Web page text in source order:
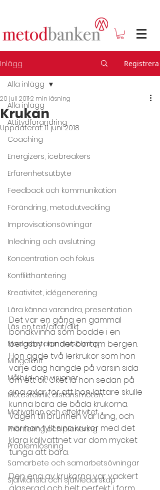
Inlägg Registrera
Alla inlägg
Attitydförändring
Coaching
Energizers, icebreakers
Erfarenhetsutbyte
Feedback och kommunikation
Förändring, metodutveckling
Improvisationsövningar
Inledning och avslutning
Koncentration och fokus
Konflikthantering
Kreativitet, idégenerering
Lära känna varandra, presentation
Läs en text/citat/dikt
Medarbetarundersökning
Mingelkort
Målbild och visioner
Mötesteknik, distansmöten
Motivation och effektivitet
Prioritering och planering
Problemlösning
Samarbete och samarbetsövningar
Självkänsla och självledarskap
Alla inlägg
Krukan
20 juli 20112 min läsning
Uppdaterat:11 juni 2018
Det var en gång en gammal
bondkvinna som bodde i en
bergsby i landet bortom bergen.
Hon ägde två lerkrukor som hon
varje dag hängde på varsin sida
om ett ok. Oket la hon sedan på
sina axlar för att hon lättare skulle
kunna bära de båda krukorna.
Vägen till brunnen var lång, och
när hon fyllt sina krukor med det
klara källvattnet var dom mycket
tunga att bära.
Den ena av krukorna var vackert